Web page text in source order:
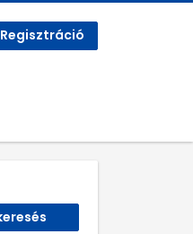
Regisztráció